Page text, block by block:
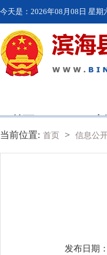
今天是： 2026年08月08日 星期
首页 走
当前位置: 首页 > 信息公
发布日期